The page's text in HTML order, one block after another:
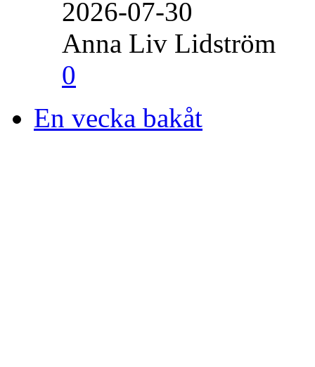
2026-07-30
Anna Liv Lidström
0
En vecka bakåt